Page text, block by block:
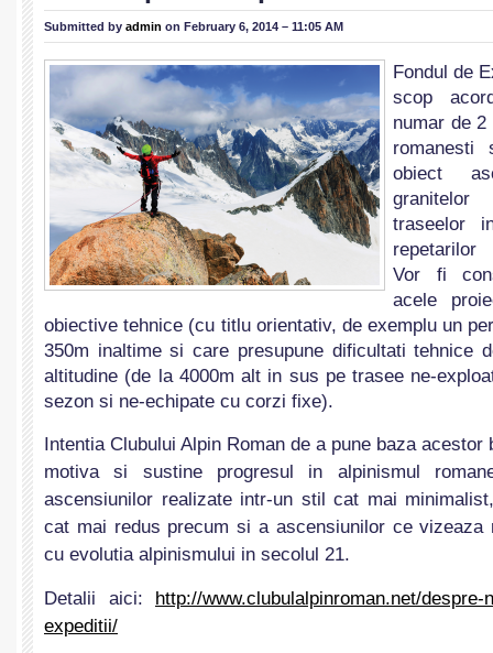
Submitted by admin on February 6, 2014 – 11:05 AM
Fondul de
scop
numar de
obiect
traseelor
Vor fi
acele
obiective tehnice (cu titlu orientativ, de exemplu un
350m inaltime si care presupune dificultati tehnice
altitudine (de la 4000m alt in sus pe trasee ne-
sezon si ne-echipate cu corzi fixe).
Intentia Clubului Alpin Roman de a pune baza acestor
motiva si sustine progresul in alpinismul
ascensiunilor realizate intr-un stil cat mai
cat mai redus precum si a ascensiunilor ce vizeaza
cu evolutia alpinismului in secolul 21.
Detalii aici: http://www.clubulalpinroman.net/despre-
expeditii/